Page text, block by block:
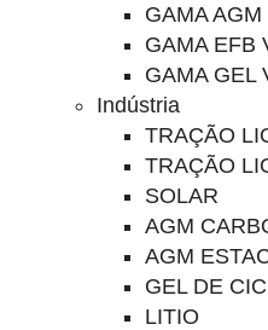
GAMA AGM
GAMA EFB
GAMA GEL
Indústria
TRAÇÃO
TRAÇÃO
SOLAR
AGM
AGM
GEL DE
LITIO